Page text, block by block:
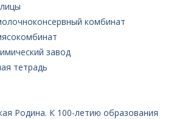
комбинат
завод
тетрадь
Родина. К 100-летию образования